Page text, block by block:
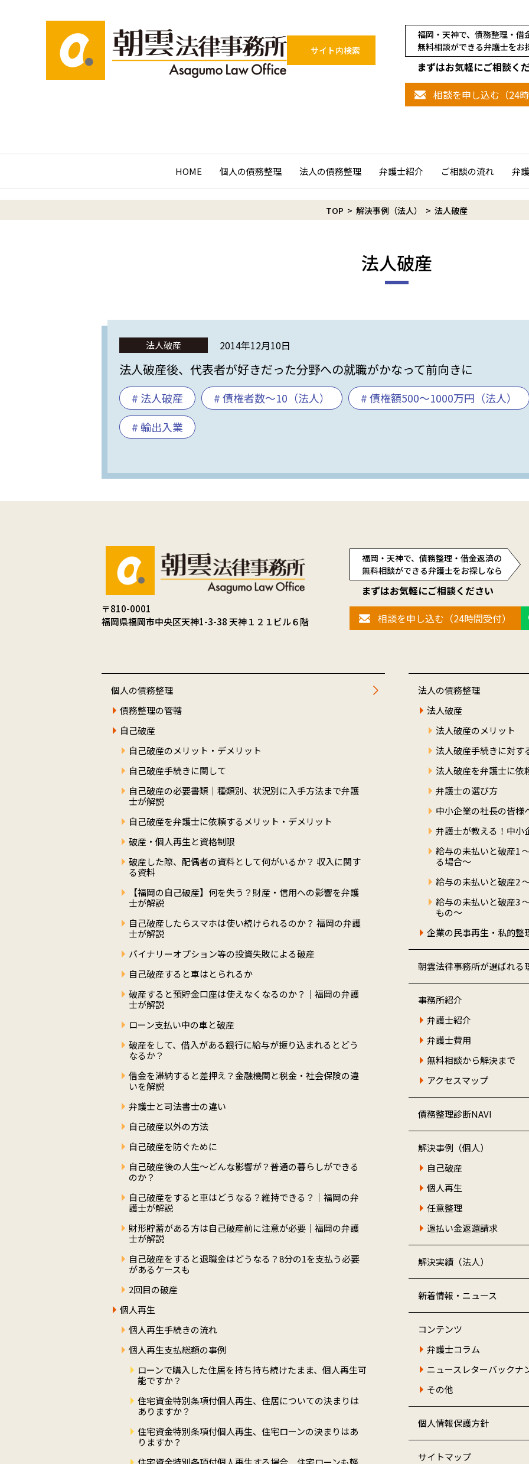
サイト内検索
福岡・天神で、債務整理・借
無料相談ができる弁護士をお
まずはお気軽にご相談く
相談を申し込む（24
HOME 個人の債務整理 法人の債務整理 弁護士紹介 ご相談の流れ 弁
TOP > 解決事例（法人） > 法人破産
法人破産
法人破産 2014年12月10日
法人破産後、代表者が好きだった分野への就職がかなって前向きに
# 法人破産 # 債権者数～10（法人）
# 債権額500～1000万円（法人）
# 輸出入業
〒810-0001
福岡県福岡市中央区天神1-3-38 天神１２１ビル６階
福岡・天神で、債務整理・借金返済の
無料相談ができる弁護士をお探しなら
まずはお気軽にご相談ください
相談を申し込む（24時間受付）
個人の債務整理
債務整理の管轄
自己破産
自己破産のメリット・デメリット
自己破産手続きに関して
自己破産の必要書類｜種類別、状況別に入手方法まで弁護
士が解説
自己破産を弁護士に依頼するメリット・デメリット
破産・個人再生と資格制限
破産した際、配偶者の資料として何がいるか？ 収入に関す
る資料
【福岡の自己破産】何を失う？財産・信用への影響を弁護
士が解説
自己破産したらスマホは使い続けられるのか？ 福岡の弁護
士が解説
バイナリーオプション等の投資失敗による破産
自己破産すると車はとられるか
破産すると預貯金口座は使えなくなるのか？｜福岡の弁護
士が解説
ローン支払い中の車と破産
破産をして、借入がある銀行に給与が振り込まれるとどう
なるか？
借金を滞納すると差押え？金融機関と税金・社会保険の違
いを解説
弁護士と司法書士の違い
自己破産以外の方法
自己破産を防ぐために
自己破産後の人生～どんな影響が？普通の暮らしができる
のか？
自己破産をすると車はどうなる？維持できる？｜福岡の弁
護士が解説
財形貯蓄がある方は自己破産前に注意が必要｜福岡の弁護
士が解説
自己破産をすると退職金はどうなる？8分の1を支払う必要
があるケースも
2回目の破産
個人再生
個人再生手続きの流れ
個人再生支払総額の事例
ローンで購入した住居を持ち持ち続けたまま、個人再生可
能ですか？
住宅資金特別条項付個人再生、住居についての決まりは
ありますか？
住宅資金特別条項付個人再生、住宅ローンの決まりはあ
りますか？
法人の債務整理
法人破産
法人破産のメリット
法人破産手続きに対す
法人破産を弁護士に依
弁護士の選び方
中小企業の社長の皆様
弁護士が教える！中小
給与の未払いと破産1
る場合～
給与の未払いと破産2
給与の未払いと破産3
もの～
企業の民事再生・私的整
朝雲法律事務所が選ばれる
事務所紹介
弁護士紹介
弁護士費用
無料相談から解決まで
アクセスマップ
債務整理診断NAVI
解決事例（個人）
自己破産
個人再生
任意整理
過払い金返還請求
解決実績（法人）
新着情報・ニュース
コンテンツ
弁護士コラム
ニュースレターバックナ
その他
個人情報保護方針
サイトマップ